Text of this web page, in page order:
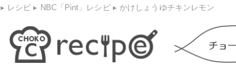
▸ レシピ ▸ NBC「Pint」レシピ▸ かけしょうゆチキンレモン